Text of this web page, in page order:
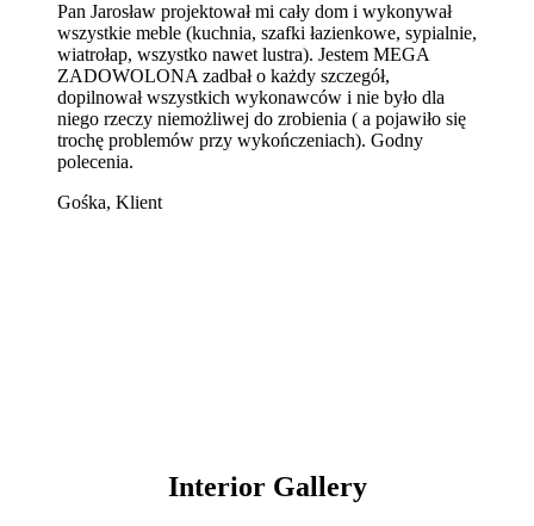
Pan Jarosław projektował mi cały dom i wykonywał
wszystkie meble (kuchnia, szafki łazienkowe, sypialnie,
wiatrołap, wszystko nawet lustra). Jestem MEGA
ZADOWOLONA zadbał o każdy szczegół,
dopilnował wszystkich wykonawców i nie było dla
niego rzeczy niemożliwej do zrobienia ( a pojawiło się
trochę problemów przy wykończeniach). Godny
polecenia.
Gośka, Klient
Interior Gallery